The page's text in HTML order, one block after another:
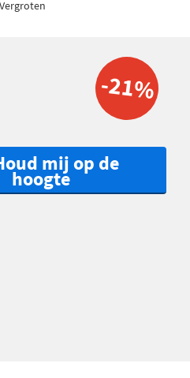
Vergroten
-21%
mij op de
hoogte